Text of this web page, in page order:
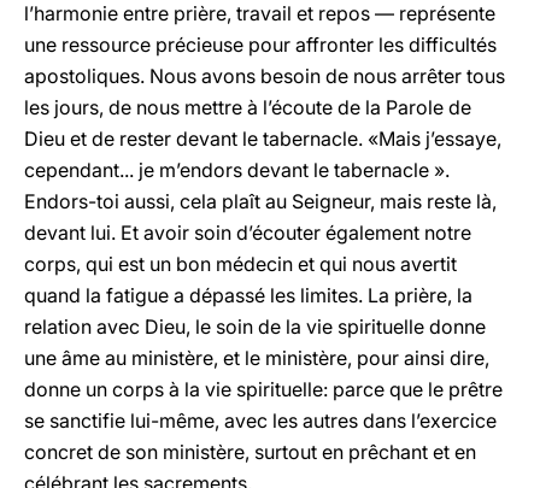
l’harmonie entre prière, travail et repos — représente
une ressource précieuse pour affronter les difficultés
apostoliques. Nous avons besoin de nous arrêter tous
les jours, de nous mettre à l’écoute de la Parole de
Dieu et de rester devant le tabernacle. «Mais j’essaye,
cependant... je m’endors devant le tabernacle ».
Endors-toi aussi, cela plaît au Seigneur, mais reste là,
devant lui. Et avoir soin d’écouter également notre
corps, qui est un bon médecin et qui nous avertit
quand la fatigue a dépassé les limites. La prière, la
relation avec Dieu, le soin de la vie spirituelle donne
une âme au ministère, et le ministère, pour ainsi dire,
donne un corps à la vie spirituelle: parce que le prêtre
se sanctifie lui-même, avec les autres dans l’exercice
concret de son ministère, surtout en prêchant et en
célébrant les sacrements.